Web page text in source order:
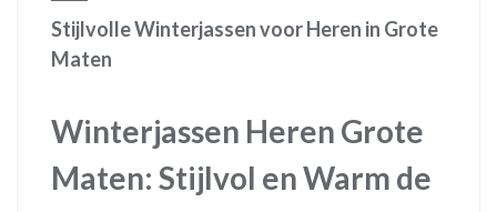
Stijlvolle Winterjassen voor Heren in Grote
Maten
Winterjassen Heren Grote
Maten: Stijlvol en Warm de